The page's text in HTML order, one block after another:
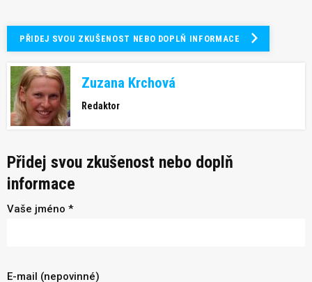
PŘIDEJ SVOU ZKUŠENOST NEBO DOPLŇ INFORMACE
Zuzana Krchová
Redaktor
Přidej svou zkušenost nebo doplň
informace
Vaše jméno *
E-mail (nepovinné)